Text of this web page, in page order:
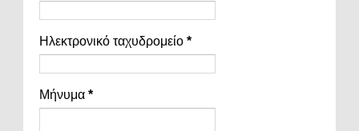
Ηλεκτρονικό ταχυδρομείο *
Μήνυμα *